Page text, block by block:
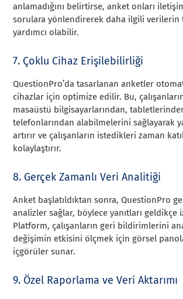
anlamadığını belirtirse, anket onları
sorulara yönlendirerek daha ilgili verilerin
yardımcı olabilir.
7. Çoklu Cihaz Erişilebilirliği
QuestionPro’da tasarlanan anketler
cihazlar için optimize edilir. Bu,
masaüstü bilgisayarlarından,
telefonlarından alabilmelerini sağlayarak
artırır ve çalışanların istedikleri zaman
kolaylaştırır.
8. Gerçek Zamanlı Veri Analitiği
Anket başlatıldıktan sonra, QuestionPro
analizler sağlar, böylece yanıtları geldikçe
Platform, çalışanların geri bildirimlerini
değişimin etkisini ölçmek için görsel
içgörüler sunar.
9. Özel Raporlama ve Veri Aktarımı